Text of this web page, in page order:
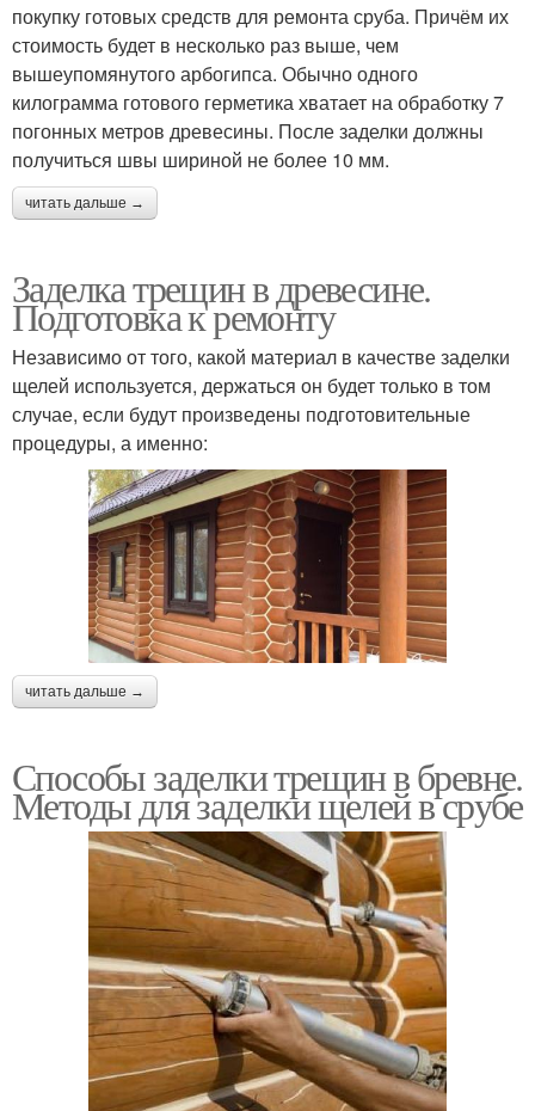
покупку готовых средств для ремонта сруба. Причём их
стоимость будет в несколько раз выше, чем
вышеупомянутого арбогипса. Обычно одного
килограмма готового герметика хватает на обработку 7
погонных метров древесины. После заделки должны
получиться швы шириной не более 10 мм.
читать дальше →
Заделка трещин в древесине.
Подготовка к ремонту
Независимо от того, какой материал в качестве заделки
щелей используется, держаться он будет только в том
случае, если будут произведены подготовительные
процедуры, а именно:
читать дальше →
Способы заделки трещин в бревне.
Методы для заделки щелей в срубе